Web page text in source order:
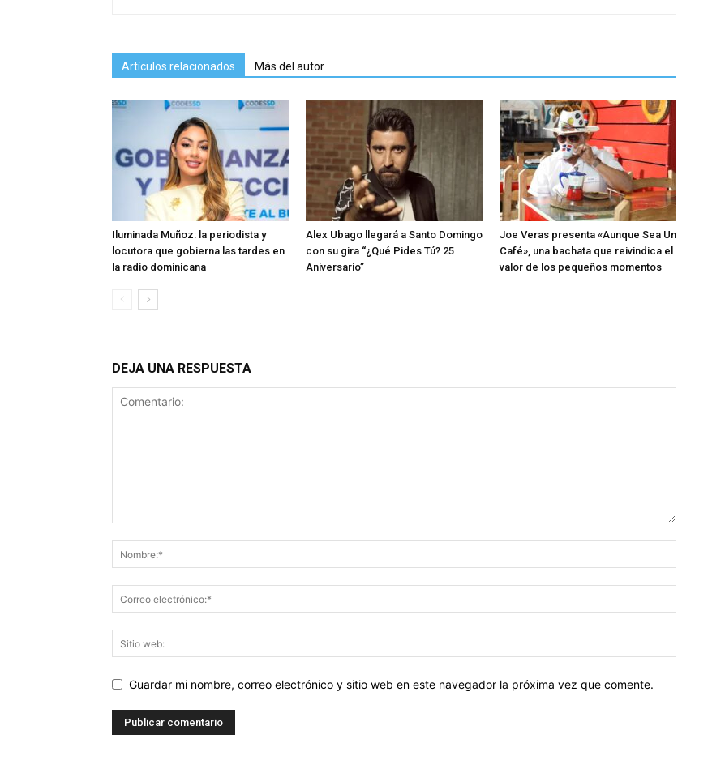
Artículos relacionados Más del autor
Iluminada Muñoz: la periodista y
locutora que gobierna las tardes en
la radio dominicana
Alex Ubago llegará a Santo Domingo
con su gira “¿Qué Pides Tú? 25
Aniversario”
Joe Veras presenta «Aunque Sea Un
Café», una bachata que reivindica el
valor de los pequeños momentos
DEJA UNA RESPUESTA
Guardar mi nombre, correo electrónico y sitio web en este navegador la próxima vez que comente.